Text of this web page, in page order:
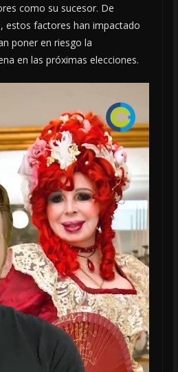
como su sucesor. De
estos factores han impactado
poner en riesgo la
en las próximas elecciones.